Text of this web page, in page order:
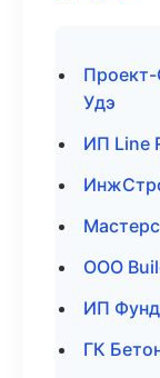
Удэ
ИП Line
ООО
ИП
ГК